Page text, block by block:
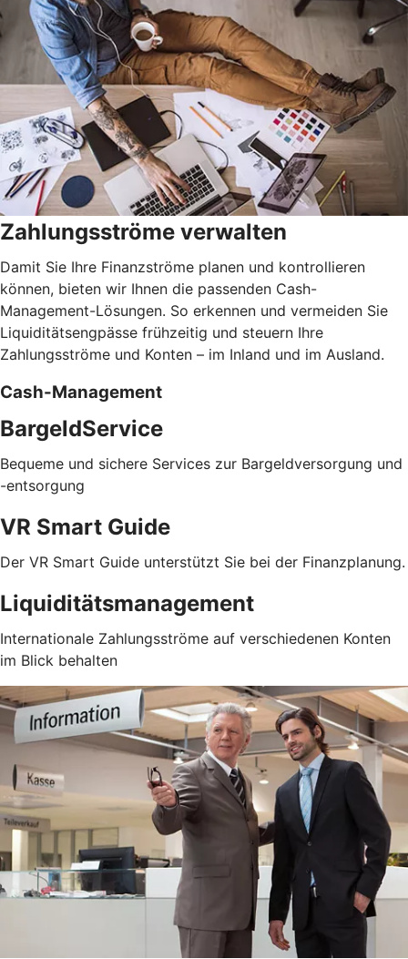
Zahlungsströme verwalten
Damit Sie Ihre Finanzströme planen und kontrollieren
können, bieten wir Ihnen die passenden Cash-
Management-Lösungen. So erkennen und vermeiden Sie
Liquiditätsengpässe frühzeitig und steuern Ihre
Zahlungsströme und Konten – im Inland und im Ausland.
Cash-Management
BargeldService
Bequeme und sichere Services zur Bargeldversorgung und
-entsorgung
VR Smart Guide
Der VR Smart Guide unterstützt Sie bei der Finanzplanung.
Liquiditätsmanagement
Internationale Zahlungsströme auf verschiedenen Konten
im Blick behalten